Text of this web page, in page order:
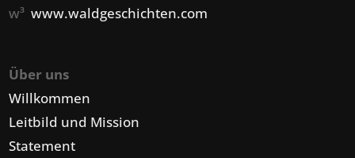
w³www.waldgeschichten.com
Über uns
Willkommen
Leitbild und Mission
Statement